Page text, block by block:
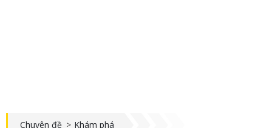
Chuyên đề > Khám phá